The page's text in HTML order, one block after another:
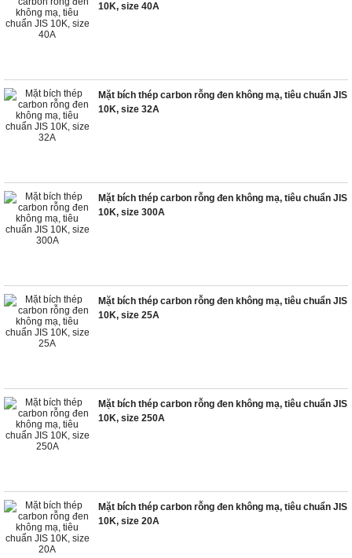
10K, size 40A
Mặt bích thép carbon rỗng đen không mạ, tiêu chuẩn JIS
10K, size 32A
Mặt bích thép carbon rỗng đen không mạ, tiêu chuẩn JIS
10K, size 300A
Mặt bích thép carbon rỗng đen không mạ, tiêu chuẩn JIS
10K, size 25A
Mặt bích thép carbon rỗng đen không mạ, tiêu chuẩn JIS
10K, size 250A
Mặt bích thép carbon rỗng đen không mạ, tiêu chuẩn JIS
10K, size 20A